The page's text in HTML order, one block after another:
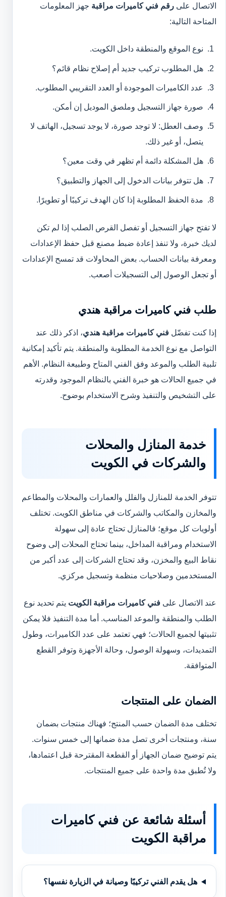
الاتصال على رقم فني كاميرات مراقبة جهز المعلومات
المتاحة التالية:
نوع الموقع والمنطقة داخل الكويت.
هل المطلوب تركيب جديد أم إصلاح نظام قائم؟
عدد الكاميرات الموجودة أو العدد التقريبي المطلوب.
صورة جهاز التسجيل وملصق الموديل إن أمكن.
وصف العطل: لا توجد صورة، لا يوجد تسجيل، الهاتف لا
يتصل، أو غير ذلك.
هل المشكلة دائمة أم تظهر في وقت معين؟
هل تتوفر بيانات الدخول إلى الجهاز والتطبيق؟
مدة الحفظ المطلوبة إذا كان الهدف تركيبًا أو تطويرًا.
لا تفتح جهاز التسجيل أو تفصل القرص الصلب إذا لم تكن
لديك خبرة، ولا تنفذ إعادة ضبط مصنع قبل حفظ الإعدادات
ومعرفة بيانات الحساب. بعض المحاولات قد تمسح الإعدادات
أو تجعل الوصول إلى التسجيلات أصعب.
طلب فني كاميرات مراقبة هندي
إذا كنت تفضّل فني كاميرات مراقبة هندي، اذكر ذلك عند
التواصل مع نوع الخدمة المطلوبة والمنطقة. يتم تأكيد إمكانية
تلبية الطلب والموعد وفق الفني المتاح وطبيعة النظام. الأهم
في جميع الحالات هو خبرة الفني بالنظام الموجود وقدرته
على التشخيص والتنفيذ وشرح الاستخدام بوضوح.
خدمة المنازل والمحلات
والشركات في الكويت
تتوفر الخدمة للمنازل والفلل والعمارات والمحلات والمطاعم
والمخازن والمكاتب والشركات في مناطق الكويت. تختلف
أولويات كل موقع؛ فالمنازل تحتاج عادة إلى سهولة
الاستخدام ومراقبة المداخل، بينما تحتاج المحلات إلى وضوح
نقاط البيع والمخزن، وقد تحتاج الشركات إلى عدد أكبر من
المستخدمين وصلاحيات منظمة وتسجيل مركزي.
عند الاتصال على فني كاميرات مراقبة الكويت يتم تحديد نوع
الطلب والمنطقة والموعد المناسب. أما مدة التنفيذ فلا يمكن
تثبيتها لجميع الحالات؛ فهي تعتمد على عدد الكاميرات، وطول
التمديدات، وسهولة الوصول، وحالة الأجهزة وتوفر القطع
المتوافقة.
الضمان على المنتجات
تختلف مدة الضمان حسب المنتج؛ فهناك منتجات بضمان
سنة، ومنتجات أخرى تصل مدة ضمانها إلى خمس سنوات.
يتم توضيح ضمان الجهاز أو القطعة المقترحة قبل اعتمادها،
ولا تُطبق مدة واحدة على جميع المنتجات.
أسئلة شائعة عن فني كاميرات
مراقبة الكويت
هل يقدم الفني تركيبًا وصيانة في الزيارة نفسها؟